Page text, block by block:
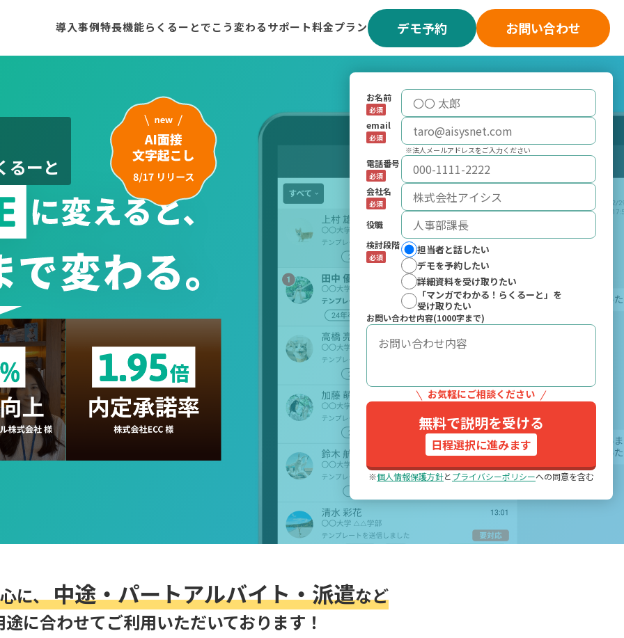
導入事例特長機能らくるーとでこう変わるサポート料金プラン デモ予約 お問い合わせ
るーと
。
お名前
必須
email
必須
※法人メールアドレスをご入力ください
電話番号
必須
会社名
必須
役職
検討段階
必須
担当者と話したい
デモを予約したい
詳細資料を受け取りたい
「マンガでわかる！らくるーと」を
受け取りたい
お問い合わせ内容(1000字まで)
お気軽にご相談ください
無料で説明を受ける
日程選択に進みます
※個人情報保護方針とプライバシーポリシーへの同意を含む
に、中途・パートアルバイト・派遣など
途に合わせてご利用いただいております！